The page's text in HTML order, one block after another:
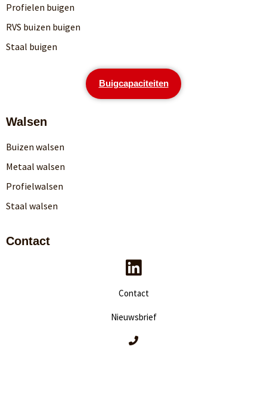
Profielen buigen
RVS buizen buigen
Staal buigen
Buigcapaciteiten
Walsen
Buizen walsen
Metaal walsen
Profielwalsen
Staal walsen
Contact
Contact
Nieuwsbrief